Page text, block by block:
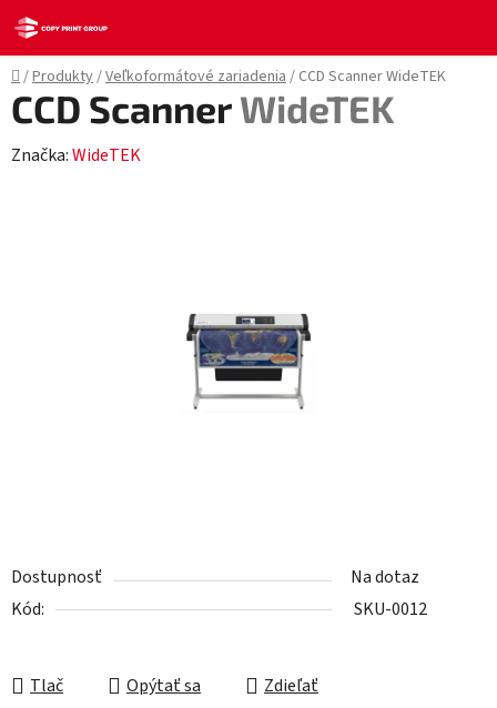
Prejsť
na
obsah
Domov
/Produkty/Veľkoformátové zariadenia/ CCD ScannerWideTEK
Dostupnosť
Na dotaz
Kód:
SKU-0012
Tlač Opýtať sa Zdieľať
CCD ScannerWideTEK
Značka:WideTEK